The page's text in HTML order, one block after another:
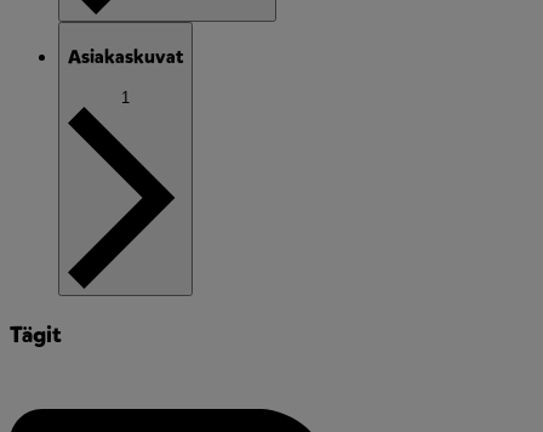
Asiakaskuvat
1
Tägit